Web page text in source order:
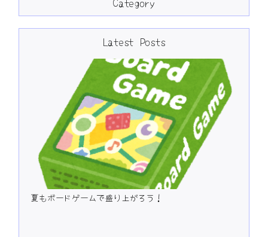
Latest Posts
夏もボードゲームで盛り上がろう！